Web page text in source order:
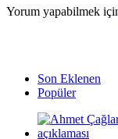
Yorum yapabilmek
Son Eklenen
Popüler